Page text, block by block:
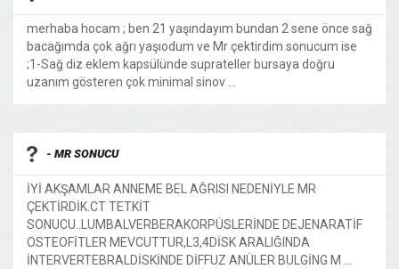
merhaba hocam ; ben 21 yaşındayım bundan 2 sene önce sağ
bacağımda çok ağrı yaşıodum ve Mr çektirdim sonucum ise
;1-Sağ diz eklem kapsülünde suprateller bursaya doğru
uzanım gösteren çok minimal sinov ...
- MR SONUCU
İYİ AKŞAMLAR ANNEME BEL AĞRISI NEDENİYLE MR
ÇEKTİRDİK.CT TETKİT
SONUCU..LUMBALVERBERAKORPÜSLERİNDE DEJENARATİF
OSTEOFİTLER MEVCUTTUR,L3,4DİSK ARALIĞINDA
İNTERVERTEBRALDİSKİNDE DİFFUZ ANÜLER BULGİNG M ...